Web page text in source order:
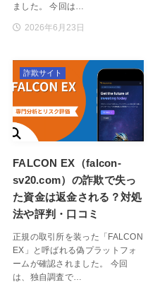
ました。 今回は…
2026年6月23日
FALCON EX（falcon-
sv20.com）の詐欺で失っ
た資金は返金される？対処
法や評判・口コミ
正規の取引所を装った「FALCON
EX」と呼ばれる偽プラットフォ
ームが確認されました。 今回
は、独自調査で…
詐欺サイト